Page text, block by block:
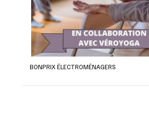
BONPRIX ÉLECTROMÉNAGERS